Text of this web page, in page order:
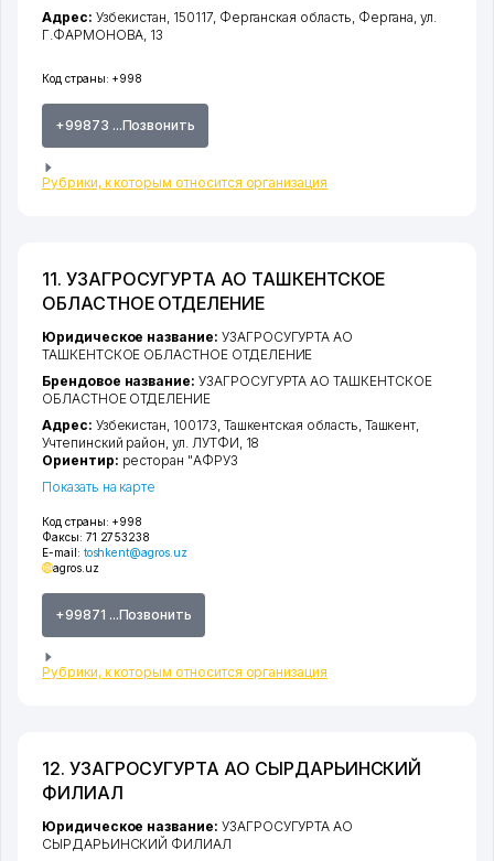
Код страны: +998
+99873 ...Позвонить
Рубрики, к которым относится организация
Адрес: Узбекистан, 150117, Ферганская область Фергана ,ул.
Г.ФАРМОНОВА , 13
11. УЗАГРОСУГУРТА АО ТАШКЕНТСКОЕ
ОБЛАСТНОЕ ОТДЕЛЕНИЕ
Код страны: +998
Факсы: 71 2753238
E-mail: toshkent@agros.uz
agros.uz
+99871 ...Позвонить
Рубрики, к которым относится организация
Юридическое название: УЗАГРОСУГУРТА АО
ТАШКЕНТСКОЕ ОБЛАСТНОЕ ОТДЕЛЕНИЕ
Брендовое название: УЗАГРОСУГУРТА АО ТАШКЕНТСКОЕ
ОБЛАСТНОЕ ОТДЕЛЕНИЕ
Адрес: Узбекистан, 100173, Ташкентская область, Ташкент,
Учтепинский район,ул. ЛУТФИ, 18
Ориентир: ресторан "АФРУЗ
Показать на карте
12. УЗАГРОСУГУРТА АО СЫРДАРЬИНСКИЙ
ФИЛИАЛ
Юридическое название: УЗАГРОСУГУРТА АО
СЫРДАРЬИНСКИЙ ФИЛИАЛ